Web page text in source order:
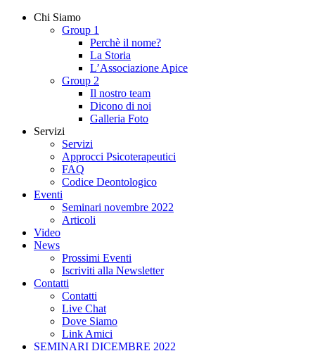
Chi Siamo
Group 1
Perchè il nome?
La Storia
L’Associazione Apice
Group 2
Il nostro team
Dicono di noi
Galleria Foto
Servizi
Servizi
Approcci Psicoterapeutici
FAQ
Codice Deontologico
Eventi
Seminari novembre 2022
Articoli
Video
News
Prossimi Eventi
Iscriviti alla Newsletter
Contatti
Contatti
Live Chat
Dove Siamo
Link Amici
SEMINARI DICEMBRE 2022